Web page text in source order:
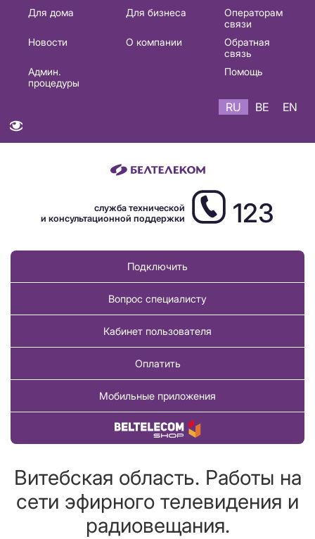
Основная
навигация
Для дома Для бизнеса
Операторам
связи
Новости
О компании
Обратная
связь
Админ.
процедуры
Помощь
RU BE EN
служба технической
и консультационной поддержки
123
Подключить
Вопрос специалисту
Кабинет пользователя
Оплатить
Мобильные приложения
Купить товар
Витебская область. Работы на
сети эфирного телевидения и
радиовещания.